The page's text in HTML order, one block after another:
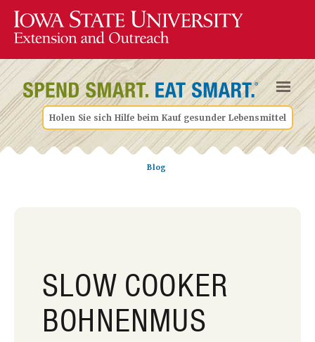
Holen Sie sich Hilfe beim Kauf gesunder Lebensmittel
Blog
SLOW COOKER
BOHNENMUS